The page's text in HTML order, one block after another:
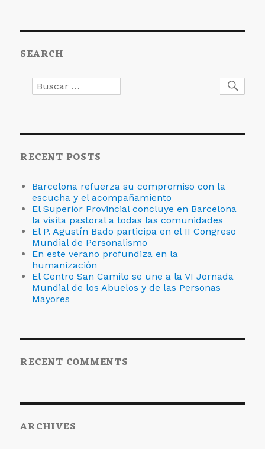
del
SEARCH
Buscar
por:
RECENT POSTS
Barcelona refuerza su compromiso con la
escucha y el acompañamiento
El Superior Provincial concluye en Barcelona
la visita pastoral a todas las comunidades
El P. Agustín Bado participa en el II Congreso
Mundial de Personalismo
En este verano profundiza en la
humanización
El Centro San Camilo se une a la VI Jornada
Mundial de los Abuelos y de las Personas
Mayores
RECENT COMMENTS
ARCHIVES